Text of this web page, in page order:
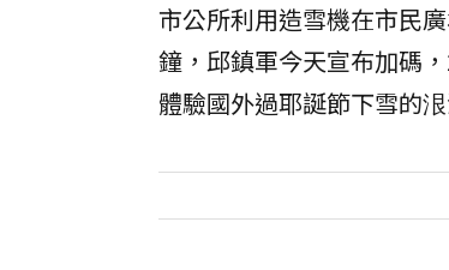
市公所利用造雪機在市民
鐘，邱鎮軍今天宣布加碼
體驗國外過耶誕節下雪的泿